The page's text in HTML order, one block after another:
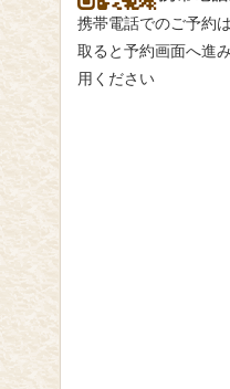
携帯電話でのご予約
取ると予約画面へ進
用ください